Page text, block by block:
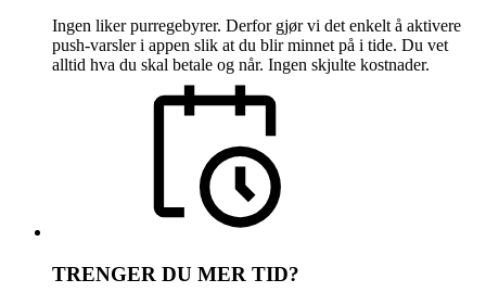
Ingen liker purregebyrer. Derfor gjør vi det enkelt å aktivere
push-varsler i appen slik at du blir minnet på i tide. Du vet
alltid hva du skal betale og når. Ingen skjulte kostnader.
TRENGER DU MER TID?